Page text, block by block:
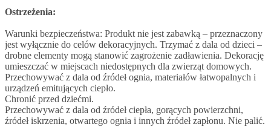
Ostrzeżenia:
Warunki bezpieczeństwa: Produkt nie jest zabawką – przeznaczony
jest wyłącznie do celów dekoracyjnych. Trzymać z dala od dzieci –
drobne elementy mogą stanowić zagrożenie zadławienia. Dekorację
umieszczać w miejscach niedostępnych dla zwierząt domowych.
Przechowywać z dala od źródeł ognia, materiałów łatwopalnych i
urządzeń emitujących ciepło.
Chronić przed dziećmi.
Przechowywać z dala od źródeł ciepła, gorących powierzchni,
źródeł iskrzenia, otwartego ognia i innych źródeł zapłonu. Nie palić.